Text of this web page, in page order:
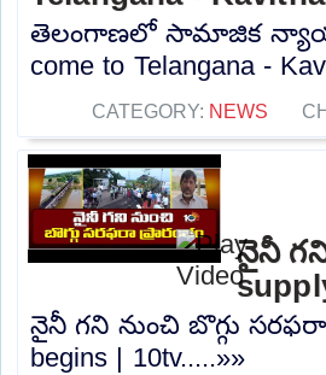
తెలంగాణలో సామాజిక న్యాయం
come to Telangana -
CATEGORY: NEWS
నైనీ
నైనీ గని నుంచి బొగ్గు సరఫరా
begins | 10tv.....»»